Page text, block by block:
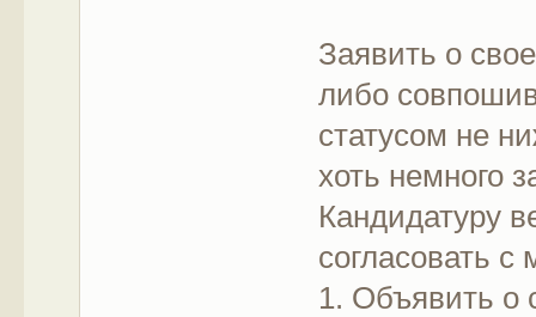
Заявить о
либо
статусом не
хоть немного
Кандидатуру
согласовать
1. Объявить о